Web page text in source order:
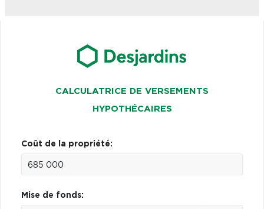
CALCULATRICE DE VERSEMENTS
HYPOTHÉCAIRES
Coût de la propriété:
Mise de fonds: